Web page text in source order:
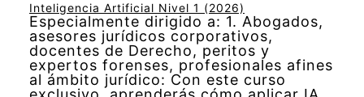
Inteligencia Artificial Nivel 1 (2026)
Especialmente dirigido a: 1. Abogados,
asesores jurídicos corporativos,
docentes de Derecho, peritos y
expertos forenses, profesionales afines
al ámbito jurídico: Con este curso